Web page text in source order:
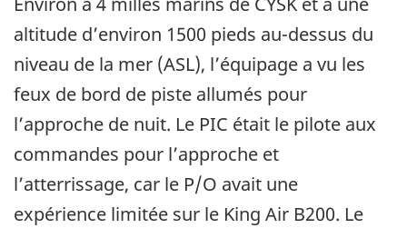
altitude d’environ 1500 pieds au-dessus du
niveau de la mer (ASL), l’équipage a vu les
feux de bord de piste allumés pour
l’approche de nuit. Le PIC était le pilote aux
commandes pour l’approche et
l’atterrissage, car le P/O avait une
expérience limitée sur le King Air B200. Le